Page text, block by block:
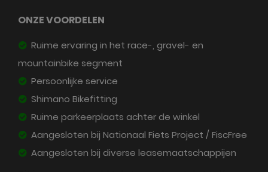
ONZE VOORDELEN
Ruime ervaring in het race-, gravel- en
mountainbike segment
Persoonlijke service
Shimano Bikefitting
Ruime parkeerplaats achter de winkel
Aangesloten bij Nationaal Fiets Project / FiscFree
Aangesloten bij diverse leasemaatschappijen